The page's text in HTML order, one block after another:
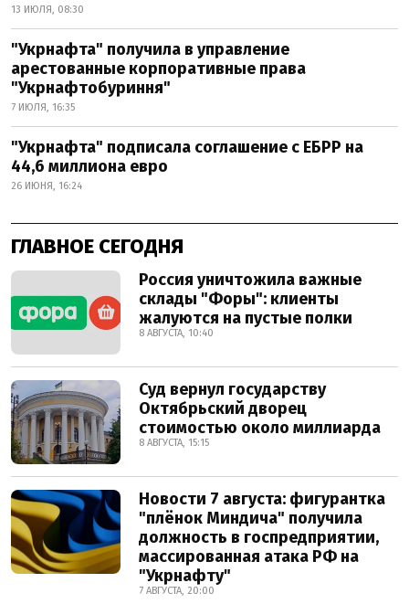
13 ИЮЛЯ, 08:30
"Укрнафта" получила в управление
арестованные корпоративные права
"Укрнафтобуриння"
7 ИЮЛЯ, 16:35
"Укрнафта" подписала соглашение с ЕБРР на
44,6 миллиона евро
26 ИЮНЯ, 16:24
ГЛАВНОЕ СЕГОДНЯ
Россия уничтожила важные
склады "Форы": клиенты
жалуются на пустые полки
8 АВГУСТА, 10:40
Суд вернул государству
Октябрьский дворец
стоимостью около миллиарда
8 АВГУСТА, 15:15
Новости 7 августа: фигурантка
"плёнок Миндича" получила
должность в госпредприятии,
массированная атака РФ на
"Укрнафту"
7 АВГУСТА, 20:00